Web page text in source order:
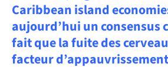
Caribbean island
aujourd’hui un consensus
fait que la fuite des
facteur